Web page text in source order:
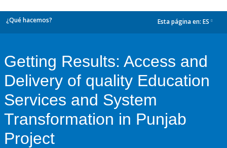
¿Qué hacemos? Esta página en: ES
Getting Results: Access and
Delivery of quality Education
Services and System
Transformation in Punjab
Project